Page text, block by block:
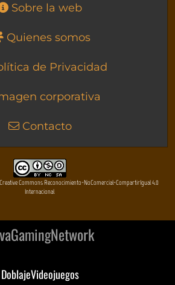
Sobre la web
Quienes somos
de Privacidad
corporativa
Contacto
Commons Reconocimiento-NoComercial-CompartirIgual 4.0
Internacional
DoblajeVideojuegos